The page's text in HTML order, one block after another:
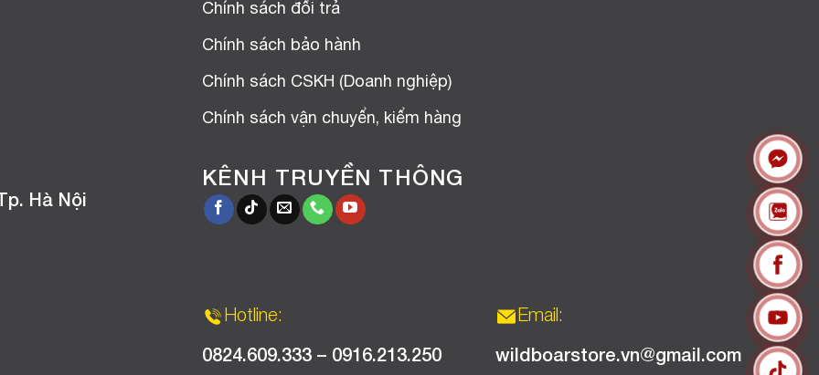
Hà Nội
Chính sách đổi trả
Chính sách bảo hành
Chính sách CSKH (Doanh nghiệp)
Chính sách vận chuyển, kiểm hàng
KÊNH TRUYỀN THÔNG
Hotline:
0824.609.333 – 0916.213.250
Email:
wildboarstore.vn@gmail.com